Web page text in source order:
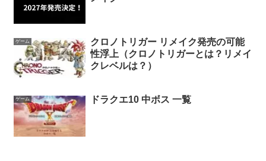
ゲーム
クロノトリガー リメイク発売の可能
性浮上（クロノトリガーとは？リメイ
クレベルは？）
ゲーム ドラクエ10 中ボス 一覧